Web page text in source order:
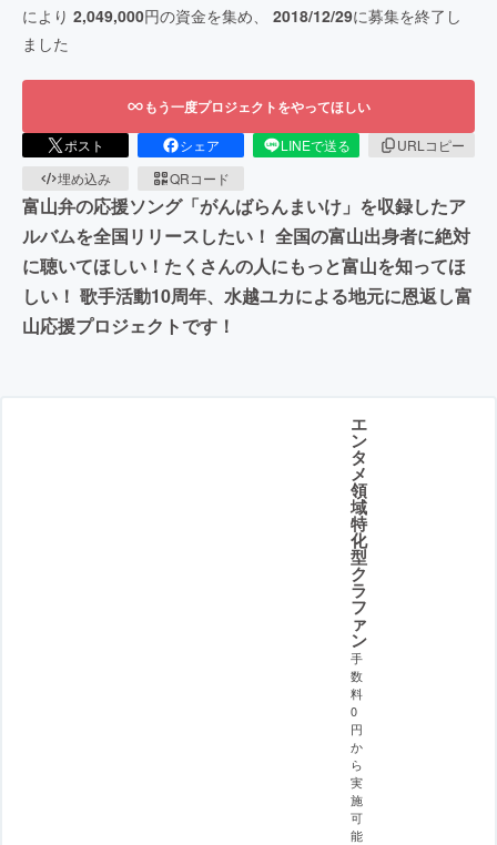
により 2,049,000円の資金を集め、 2018/12/29に募集を終了し
ました
もう一度プロジェクトをやってほしい
ポスト シェア LINEで送る
URLコピー
埋め込み
QRコード
富山弁の応援ソング「がんばらんまいけ」を収録したア
ルバムを全国リリースしたい！ 全国の富山出身者に絶対
に聴いてほしい！たくさんの人にもっと富山を知ってほ
しい！ 歌手活動10周年、水越ユカによる地元に恩返し富
山応援プロジェクトです！
エ
ン
タ
メ
領
域
特
化
型
ク
ラ
フ
ァ
ン
手
数
料
0
円
か
ら
実
施
可
能